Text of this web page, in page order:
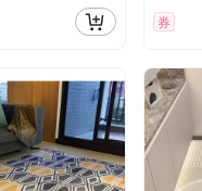
券